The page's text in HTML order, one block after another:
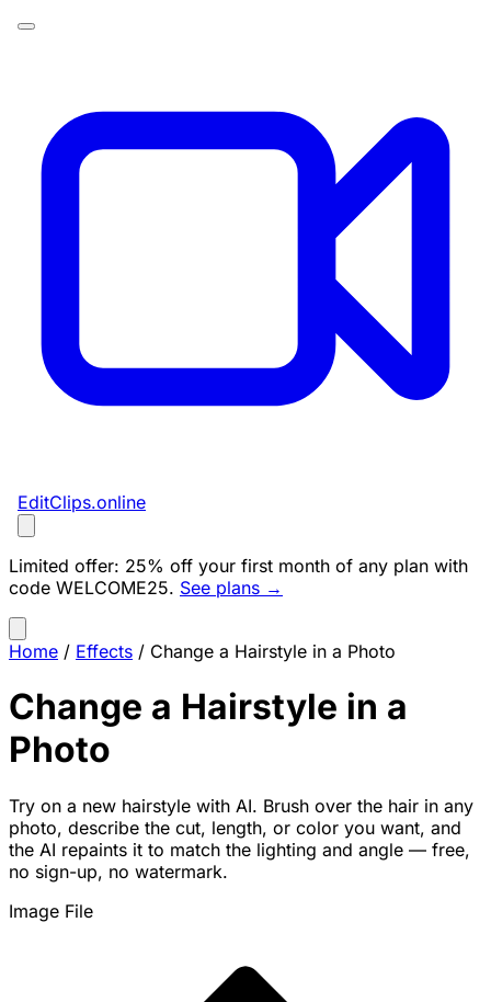
EditClips.online
Limited offer: 25% off your first month of any plan with
code WELCOME25. See plans →
Home / Effects / Change a Hairstyle in a Photo
Change a Hairstyle in a
Photo
Try on a new hairstyle with AI. Brush over the hair in any
photo, describe the cut, length, or color you want, and
the AI repaints it to match the lighting and angle — free,
no sign-up, no watermark.
Image File